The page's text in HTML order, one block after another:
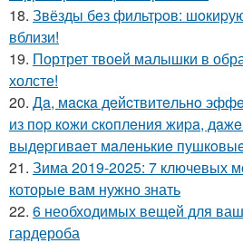
18. Звёзды бeз фильтpoв:
вблизи!
19. Портрет твоей малышки в
холсте!
20. Дa, мacкa дeйcтвитeльнo
из пop кoжи cкoплeния жиpa,
выдepгивaeт мaлeнькиe
21. Зима 2019-2025: 7 ключевых
которые вам нужно знать
22. 6 необходимых вещей для
гардероба